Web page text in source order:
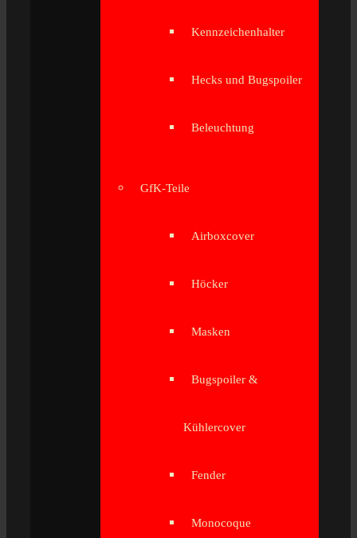
Kennzeichenhalter
Hecks und Bugspoiler
Beleuchtung
GfK-Teile
Airboxcover
Höcker
Masken
Bugspoiler &
Kühlercover
Fender
Monocoque